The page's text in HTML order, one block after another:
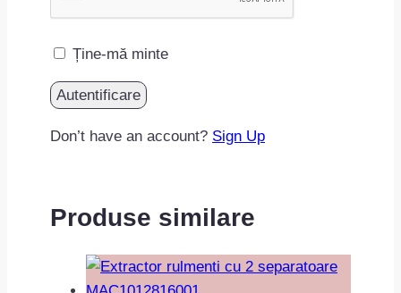
Ține-mă minte
Don’t have an account? Sign Up
Produse similare